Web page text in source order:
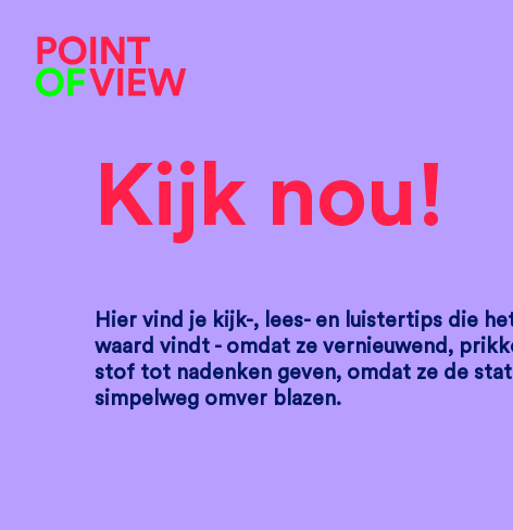
Kijk nou!
Hier vind je kijk-, lees- en luistertips die
waard vindt - omdat ze vernieuwend,
stof tot nadenken geven, omdat ze de
simpelweg omver blazen.